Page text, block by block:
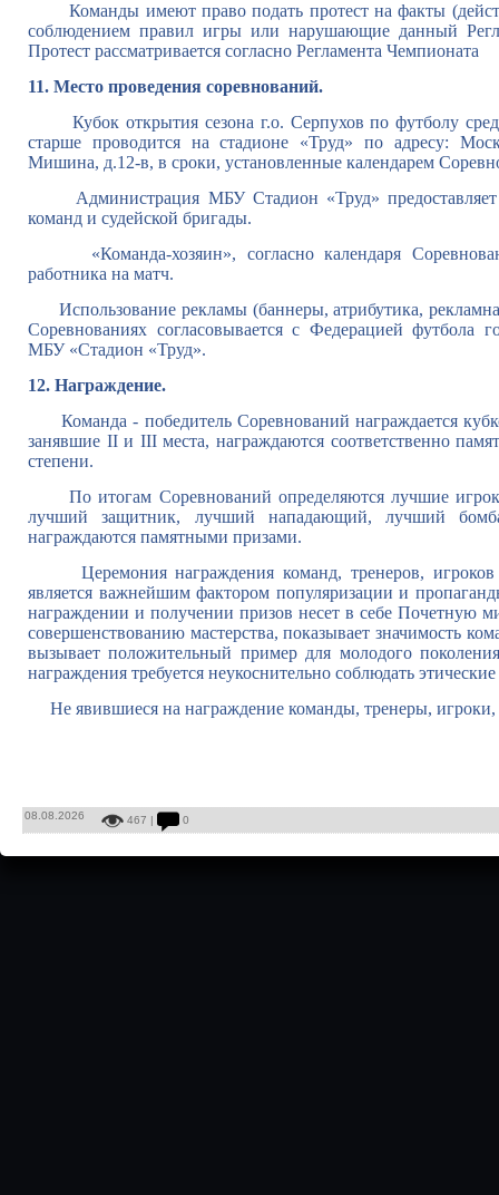
Команды имеют право подать протест на факты
соблюдением правил игры или нарушающие данный
Протест рассматривается согласно Регламента
11. Место проведения соревнований.
Кубок открытия сезона г.о. Серпухов по футболу
старше проводится на стадионе «Труд» по адресу:
Мишина, д.12-в, в сроки, установленные календарем
Администрация МБУ Стадион «Труд» предоставляет
команд и судейской бригады.
«Команда-хозяин», согласно календаря
работника на матч.
Использование рекламы (баннеры, атрибутика,
Соревнованиях согласовывается с Федерацией футбола
МБУ «Стадион «Труд».
12. Награждение.
Команда - победитель Соревнований награждается
занявшие II и III места, награждаются соответственно
степени.
По итогам Соревнований определяются лучшие
лучший защитник, лучший нападающий, лучший
награждаются памятными призами.
Церемония награждения команд, тренеров, игроков
является важнейшим фактором популяризации и
награждении и получении призов несет в себе Почетную
совершенствованию мастерства, показывает
вызывает положительный пример для
награждения требуется неукоснительно соблюдать
Не явившиеся на награждение команды, тренеры, игроки,
08.08.2026 467 | 0